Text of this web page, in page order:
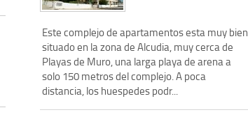
Este complejo de apartamentos esta muy bien
situado en la zona de Alcudia, muy cerca de
Playas de Muro, una larga playa de arena a
solo 150 metros del complejo. A poca
distancia, los huespedes podr...